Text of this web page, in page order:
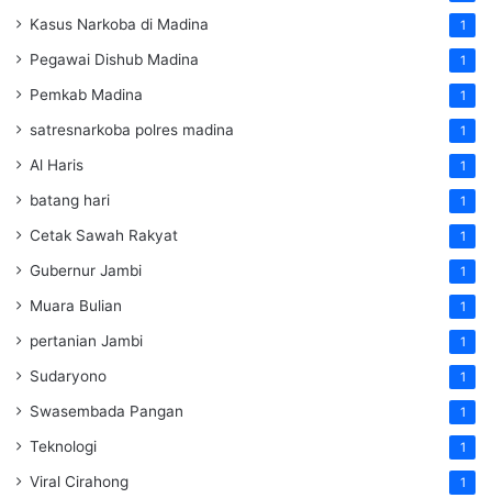
Kasus Narkoba di Madina 1
Pegawai Dishub Madina 1
Pemkab Madina 1
satresnarkoba polres madina 1
Al Haris 1
batang hari 1
Cetak Sawah Rakyat 1
Gubernur Jambi 1
Muara Bulian 1
pertanian Jambi 1
Sudaryono 1
Swasembada Pangan 1
Teknologi 1
Viral Cirahong 1